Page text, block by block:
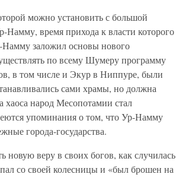
можно установить с большой
время прихода к власти которого
заложил основы нового
по всему Шумеру программу
в том числе и Экур в Ниппуре, были
сами храмы, но должна
хаоса народ Месопотамии стал
упоминания о том, что Ур-Намму
города-государства.
новую веру в своих богов, как случилась
со своей колесницы и «был брошен на